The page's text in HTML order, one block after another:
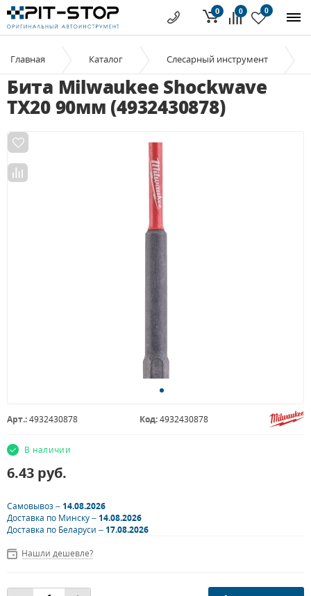
0 0
0
Главная Каталог Слесарный инструмент
Бита Milwaukee Shockwave
TX20 90мм (4932430878)
Арт.:4932430878 Код:4932430878
В наличии
6.43 руб.
Самовывоз –14.08.2026
Доставка по Минску –14.08.2026
Доставка по Беларуси –17.08.2026
Нашли дешевле?